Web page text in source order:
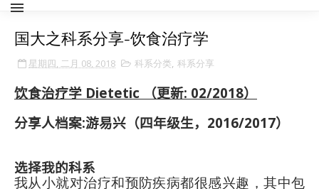
国大之科系分享-饮食治疗学
星期四, 二月 08, 2018 科系分类, 科系分享
饮食治疗学 Dietetic （更新: 02/2018）
分享人档案:游易兴（四年级生， 2016/2017）
选择我的科系
我从小就对治疗和预防疾病都很感兴趣，其中包